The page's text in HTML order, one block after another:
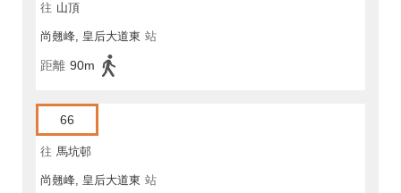
往 山頂
尚翹峰, 皇后大道東 站
距離 90m
66
往 馬坑邨
尚翹峰, 皇后大道東 站